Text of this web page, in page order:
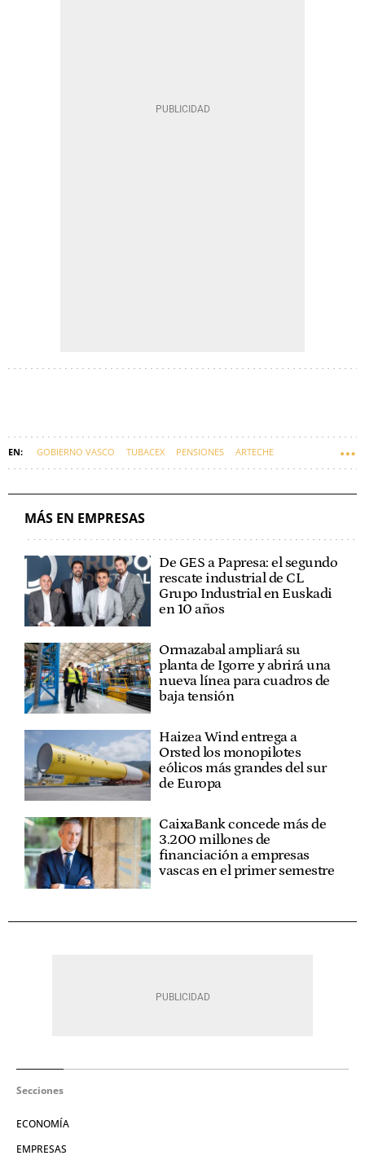
GOBIERNO VASCO TUBACEX PENSIONES ARTECHE
MÁS EN EMPRESAS
De GES a Papresa: el segundo
rescate industrial de CL
Grupo Industrial en Euskadi
en 10 años
Ormazabal ampliará su
planta de Igorre y abrirá una
nueva línea para cuadros de
baja tensión
Haizea Wind entrega a
Orsted los monopilotes
eólicos más grandes del sur
de Europa
CaixaBank concede más de
3.200 millones de
financiación a empresas
vascas en el primer semestre
Secciones
ECONOMÍA
EMPRESAS